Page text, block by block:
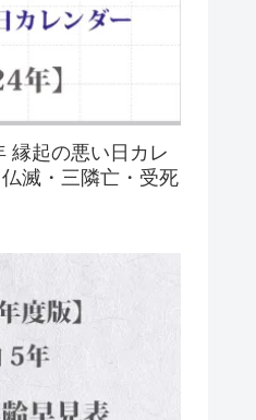
縁起の悪い日カレ
滅・三隣亡・受死